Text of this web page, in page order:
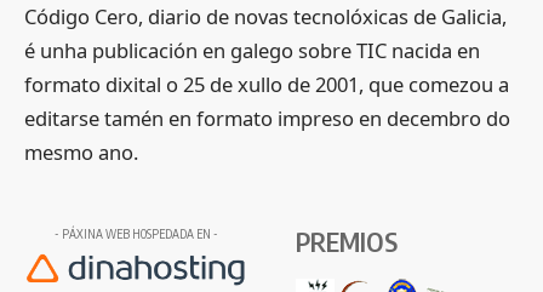
Código Cero, diario de novas tecnolóxicas de Galicia,
é unha publicación en galego sobre TIC nacida en
formato dixital o 25 de xullo de 2001, que comezou a
editarse tamén en formato impreso en decembro do
mesmo ano.
- PÁXINA WEB HOSPEDADA EN - PREMIOS